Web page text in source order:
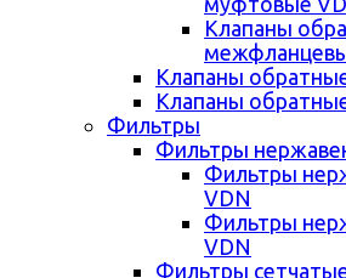
Клапаны
Клапаны
Клапаны
Фильтры
Фильтры
Фильтры
VDN
Фильтры
VDN
Фильтры